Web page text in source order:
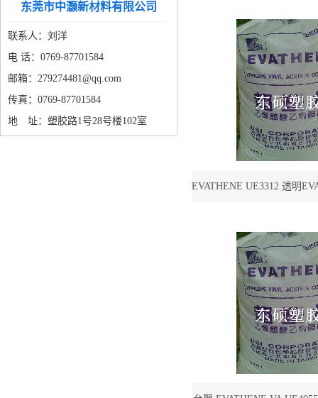
东莞市中灏新材料有限公司
联系人：刘洋
电 话：0769-87701584
邮箱：279274481@qq.com
传真：0769-87701584
地 址：塑胶路1号28号楼102室
EVATHENE UE3312 透明